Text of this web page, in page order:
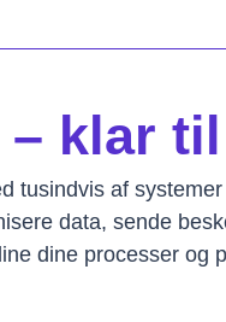
klar
tusindvis af
data, sende
dine processer og